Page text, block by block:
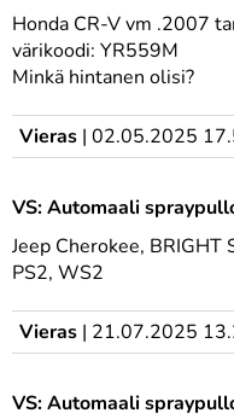
Honda CR-V vm .2007
värikoodi: YR559M
Minkä hintanen olisi?
Vieras | 02.05.2025
VS: Automaali
Jeep Cherokee, BRIGHT
PS2, WS2
Vieras | 21.07.2025
VS: Automaali